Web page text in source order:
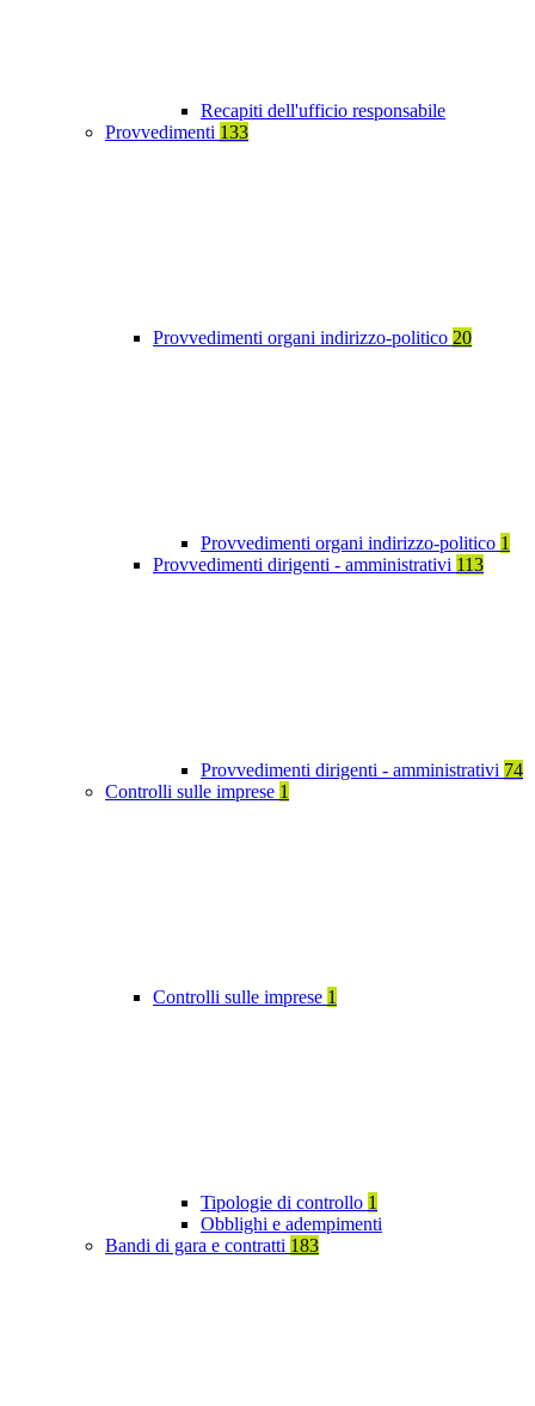
Recapiti dell'ufficio responsabile
Provvedimenti 133
Provvedimenti organi indirizzo-politico 20
Provvedimenti organi indirizzo-politico 1
Provvedimenti dirigenti - amministrativi 113
Provvedimenti dirigenti - amministrativi 74
Controlli sulle imprese 1
Controlli sulle imprese 1
Tipologie di controllo 1
Obblighi e adempimenti
Bandi di gara e contratti 183